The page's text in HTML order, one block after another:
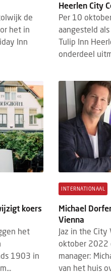
de
het in
Inn
Heerlen City
Per 10
aangesteld
Tulip Inn
onderdeel
koers
het
1903 in
INTERNATIONAAL
Michael
Vienna
Jaz in the
oktober 2022
manager:
van het huis